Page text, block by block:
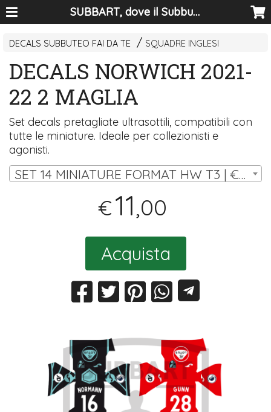
SUBBART, dove il Subbuteo diventa arte
DECALS SUBBUTEO FAI DA TE SQUADRE INGLESI
DECALS NORWICH 2021-
22 2 MAGLIA
Set decals pretagliate ultrasottili, compatibili con
tutte le miniature. Ideale per collezionisti e
agonisti.
SET 14 MINIATURE FORMAT HW T3 | € 11,00
€11,00
Acquista